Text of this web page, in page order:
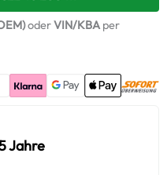
oderVIN/KBAper
Jahre